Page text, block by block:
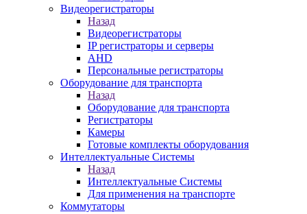
Видеорегистраторы
Назад
Видеорегистраторы
IP регистраторы и серверы
AHD
Персональные регистраторы
Оборудование для транспорта
Назад
Оборудование для транспорта
Регистраторы
Камеры
Готовые комплекты оборудования
Интеллектуальные Системы
Назад
Интеллектуальные Системы
Для применения на транспорте
Коммутаторы